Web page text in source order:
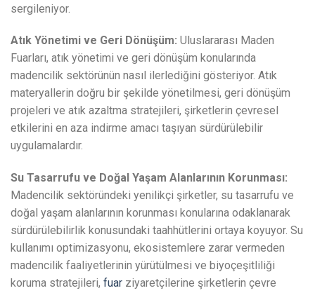
sergileniyor.
Atık Yönetimi ve Geri Dönüşüm: Uluslararası Maden
Fuarları, atık yönetimi ve geri dönüşüm konularında
madencilik sektörünün nasıl ilerlediğini gösteriyor. Atık
materyallerin doğru bir şekilde yönetilmesi, geri dönüşüm
projeleri ve atık azaltma stratejileri, şirketlerin çevresel
etkilerini en aza indirme amacı taşıyan sürdürülebilir
uygulamalardır.
Su Tasarrufu ve Doğal Yaşam Alanlarının Korunması:
Madencilik sektöründeki yenilikçi şirketler, su tasarrufu ve
doğal yaşam alanlarının korunması konularına odaklanarak
sürdürülebilirlik konusundaki taahhütlerini ortaya koyuyor. Su
kullanımı optimizasyonu, ekosistemlere zarar vermeden
madencilik faaliyetlerinin yürütülmesi ve biyoçeşitliliği
koruma stratejileri, fuar ziyaretçilerine şirketlerin çevre